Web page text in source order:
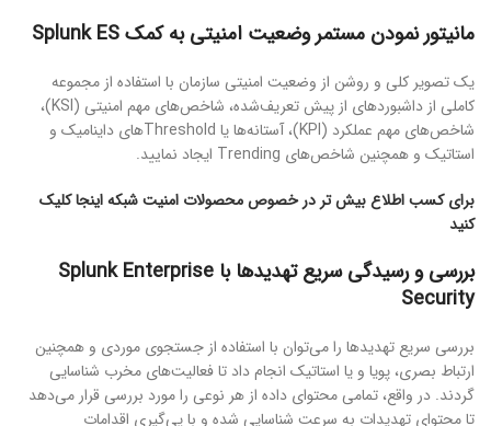
مانیتور نمودن مستمر وضعیت امنیتی به کمک
یک تصویر کلی و روشن از وضعیت امنیتی سازمان با استفاده از مجموعه
کاملی از داشبوردهای از پیش تعریف‌شده، شاخص‌های مهم امنیتی (KSI)،
شاخص‌های مهم عملکرد (KPI)، آستانه‌ها یا Thresholdهای داینامیک و
استاتیک و همچنین شاخص‌های Trending ایجاد نمایید.
برای کسب اطلاع بیش تر در خصوص محصولات امنیت شبکه اینجا کلیک
کنید
بررسی و رسیدگی سریع تهدیدها با Splunk Enterprise
Security
بررسی سریع تهدیدها را می‌توان با استفاده از جستجوی موردی و همچنین
ارتباط بصری، پویا و یا استاتیک انجام داد تا فعالیت‌های مخرب شناسایی
گردند. در واقع، تمامی محتوای داده از هر نوعی را مورد بررسی قرار می‌دهد
تا محتوای تهدیدات به سرعت شناسایی شده و با پی‌گیری اقدامات